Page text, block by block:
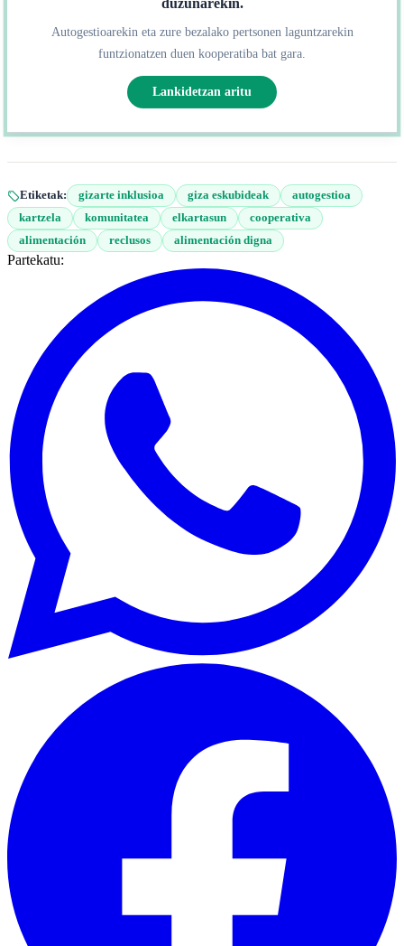
duzunarekin.
Autogestioarekin eta zure bezalako pertsonen laguntzarekin
funtzionatzen duen kooperatiba bat gara.
Lankidetzan aritu
Etiketak: gizarte inklusioa giza eskubideak
autogestioa
kartzela
komunitatea elkartasun
cooperativa
alimentación
reclusos alimentación digna
Partekatu: